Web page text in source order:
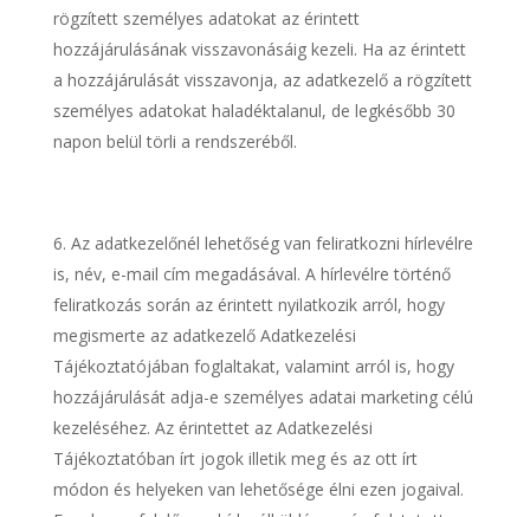
rögzített személyes adatokat az érintett
hozzájárulásának visszavonásáig kezeli. Ha az érintett
a hozzájárulását visszavonja, az adatkezelő a rögzített
személyes adatokat haladéktalanul, de legkésőbb 30
napon belül törli a rendszeréből.
Az adatkezelőnél lehetőség van feliratkozni hírlevélre
is, név, e-mail cím megadásával. A hírlevélre történő
feliratkozás során az érintett nyilatkozik arról, hogy
megismerte az adatkezelő Adatkezelési
Tájékoztatójában foglaltakat, valamint arról is, hogy
hozzájárulását adja-e személyes adatai marketing célú
kezeléséhez. Az érintettet az Adatkezelési
Tájékoztatóban írt jogok illetik meg és az ott írt
módon és helyeken van lehetősége élni ezen jogaival.